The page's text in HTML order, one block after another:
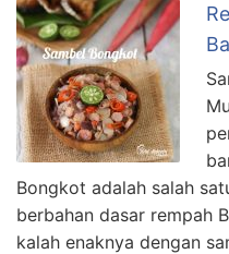
Bongkot adalah salah
berbahan dasar rempah
kalah enaknya dengan